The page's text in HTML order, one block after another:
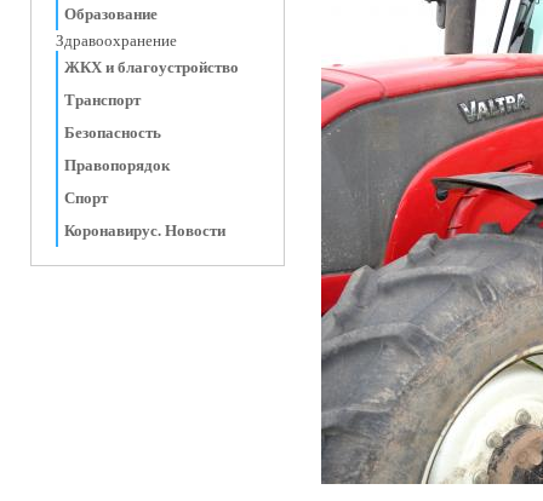
Образование
Здравоохранение
ЖКХ и благоустройство
Транспорт
Безопасность
Правопорядок
Спорт
Коронавирус. Новости